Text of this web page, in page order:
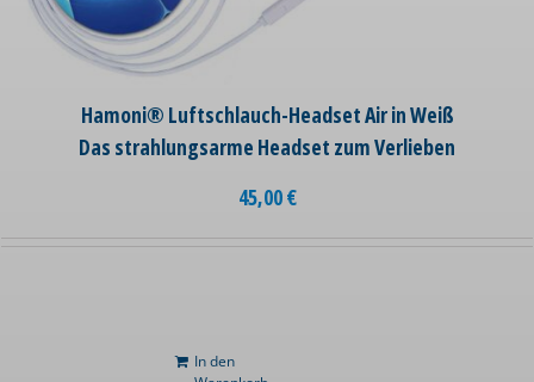
Hamoni® Luftschlauch-Headset Air in Weiß
Das strahlungsarme Headset zum Verlieben
45,00€
In den